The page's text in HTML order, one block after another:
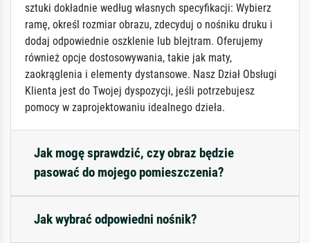
sztuki dokładnie według własnych specyfikacji: Wybierz
ramę, określ rozmiar obrazu, zdecyduj o nośniku druku i
dodaj odpowiednie oszklenie lub blejtram. Oferujemy
również opcje dostosowywania, takie jak maty,
zaokrąglenia i elementy dystansowe. Nasz Dział Obsługi
Klienta jest do Twojej dyspozycji, jeśli potrzebujesz
pomocy w zaprojektowaniu idealnego dzieła.
Jak mogę sprawdzić, czy obraz będzie
pasować do mojego pomieszczenia?
Jak wybrać odpowiedni nośnik?